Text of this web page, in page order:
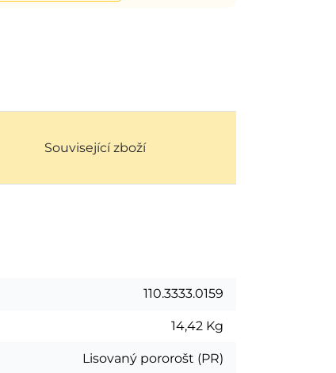
Související zboží
110.3333.0159
14,42 Kg
Lisovaný pororošt (PR)